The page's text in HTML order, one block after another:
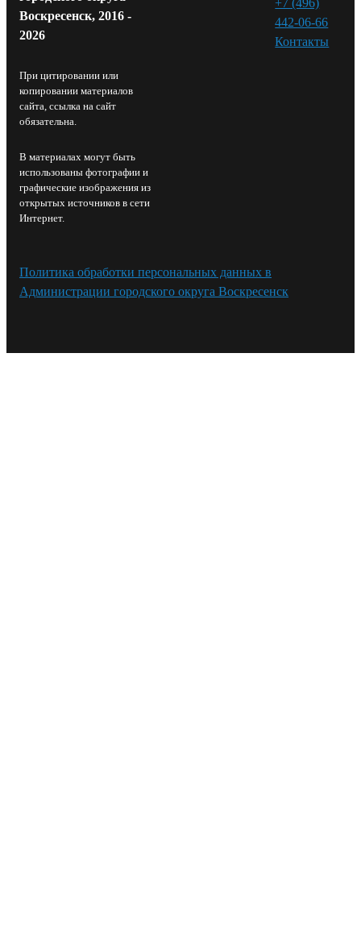
Воскресенск, 2016 -
2026
При цитировании или
копировании материалов
сайта, ссылка на сайт
обязательна.
В материалах могут быть
использованы фотографии и
графические изображения из
открытых источников в сети
Интернет.
442-06-66
Контакты⁠
Политика обработки персональных данных в
Администрации городского округа Воскресенск